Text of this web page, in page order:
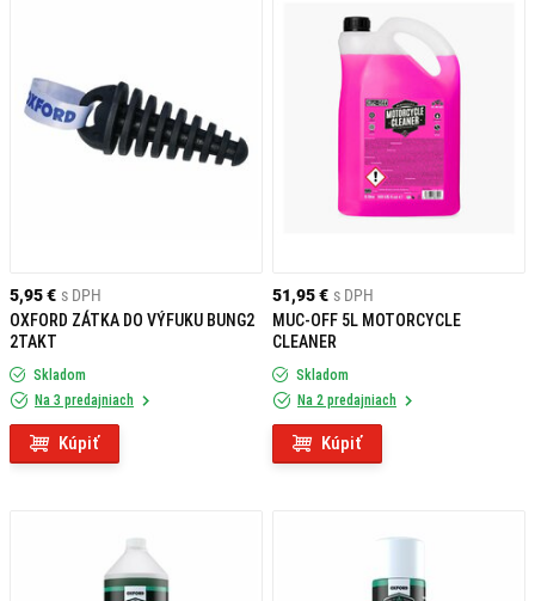
5,95 € s DPH
OXFORD ZÁTKA DO VÝFUKU BUNG2
2TAKT
Skladom
Na 3 predajniach
Kúpiť
51,95 € s DPH
MUC-OFF 5L MOTORCYCLE
CLEANER
Skladom
Na 2 predajniach
Kúpiť